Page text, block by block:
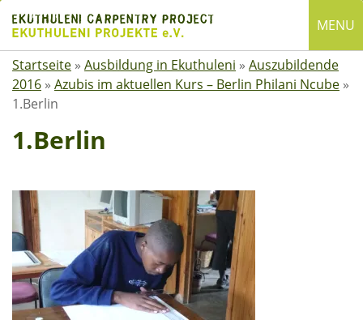
content
MENU
English
Deutsch
SUCHE
ÜBER EKUTHULENI
Startseite
Über uns
Satzung
Startseite » Ausbildung in Ekuthuleni » Auszubildende
2016 » Azubis im aktuellen Kurs – Berlin Philani Ncube »
1.Berlin
1.Berlin